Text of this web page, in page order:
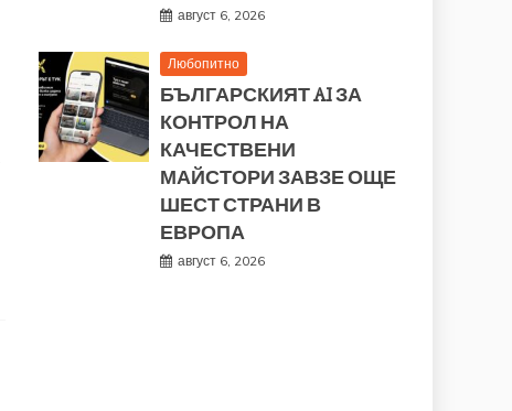
август 6, 2026
Любопитно
БЪЛГАРСКИЯТ AI ЗА
КОНТРОЛ НА
КАЧЕСТВЕНИ
МАЙСТОРИ ЗАВЗЕ ОЩЕ
ШЕСТ СТРАНИ В
ЕВРОПА
август 6, 2026